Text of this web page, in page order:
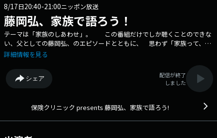
8/17日20:40-21:00ニッポン放送
藤岡弘、家族で語ろう！
テーマは「家族のしあわせ」。 この番組だけでしか聴くことのできな
い、父としての藤岡弘、のエピソードとともに、 思わず「家族って、い
いな」と感じられるトークをお届けします。 また「藤岡弘、しあわせ
翔 愛のふたりが向き合い、しあわせのヒントを届けるコーナーも！ 家
族とのつながりを見つめ直すきっかけにもなる、心あたたまる20分間をお
聴きください。メールアドレス： fujioka@1242.com 番組ホームペ
ントは「@fujioka_1242」
詳細情報を見る
シェア
配信が終了
しました
保険クリニック presents 藤岡弘、家族で語ろう!